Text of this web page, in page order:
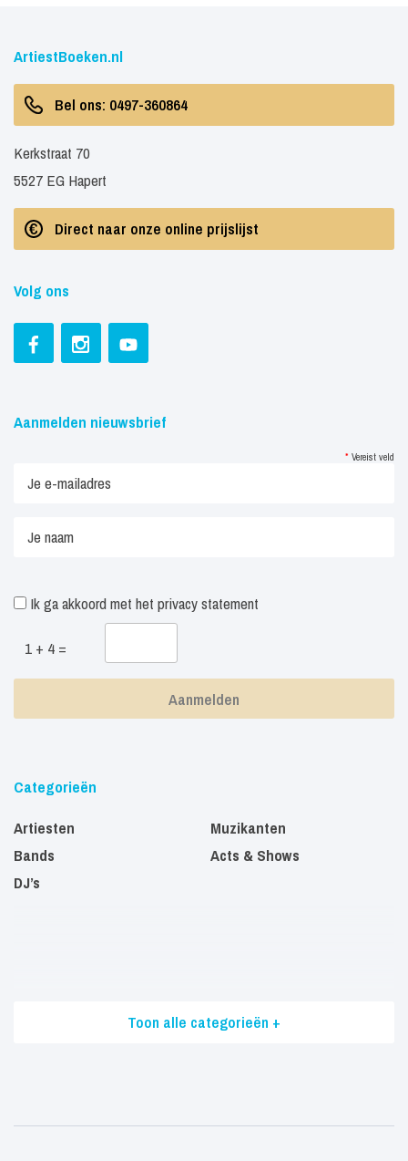
ArtiestBoeken.nl
Bel ons: 0497-360864
Kerkstraat 70
5527 EG Hapert
Direct naar onze online prijslijst
Volg ons
Aanmelden nieuwsbrief
* Vereist veld
Ik ga akkoord met het privacy statement
1 + 4 =
Categorieën
Artiesten
Bands
DJ’s
Muzikanten
Acts & Shows
Toon alle categorieën +